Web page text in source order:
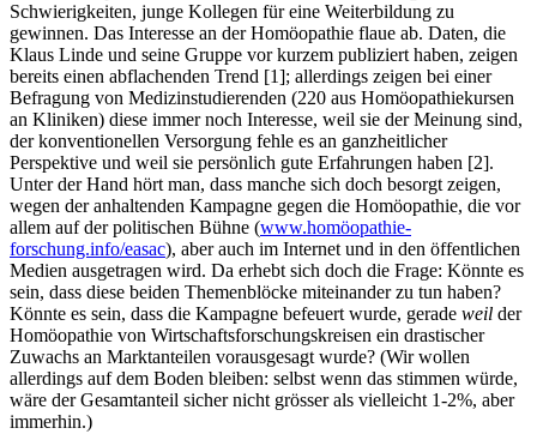
Schwierigkeiten, junge Kollegen für eine Weiterbildung zu
gewinnen. Das Interesse an der Homöopathie flaue ab. Daten, die
Klaus Linde und seine Gruppe vor kurzem publiziert haben, zeigen
bereits einen abflachenden Trend [1]; allerdings zeigen bei einer
Befragung von Medizinstudierenden (220 aus Homöopathiekursen
an Kliniken) diese immer noch Interesse, weil sie der Meinung sind,
der konventionellen Versorgung fehle es an ganzheitlicher
Perspektive und weil sie persönlich gute Erfahrungen haben [2].
Unter der Hand hört man, dass manche sich doch besorgt zeigen,
wegen der anhaltenden Kampagne gegen die Homöopathie, die vor
allem auf der politischen Bühne (www.homöopathie-
forschung.info/easac), aber auch im Internet und in den öffentlichen
Medien ausgetragen wird. Da erhebt sich doch die Frage: Könnte es
sein, dass diese beiden Themenblöcke miteinander zu tun haben?
Könnte es sein, dass die Kampagne befeuert wurde, gerade weil der
Homöopathie von Wirtschaftsforschungskreisen ein drastischer
Zuwachs an Marktanteilen vorausgesagt wurde? (Wir wollen
allerdings auf dem Boden bleiben: selbst wenn das stimmen würde,
wäre der Gesamtanteil sicher nicht grösser als vielleicht 1-2%, aber
immerhin.)